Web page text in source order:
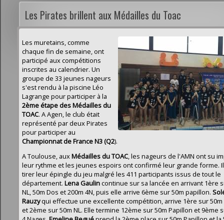
Les Pirates brillent aux Médailles du Toac
Les muretains, comme
chaque fin de semaine, ont
participé aux compétitions
inscrites au calendrier. Un
groupe de 33 jeunes nageurs
s'est rendu à la piscine Léo
Lagrange pour participer à la
2ème étape des Médailles du
TOAC. A Agen, le club était
représenté par deux Pirates
pour participer au
Championnat de France N3 (Q2).
A Toulouse, auxMédailles du TOAC, les nageurs de l'AMN ont su
leur rythme et les jeunes espoirs ont confirmé leur grande forme.
tirer leur épingle du jeu malgré les 411 participants issus de tout le
département. Lena Gaulincontinue sur sa lancée en arrivant 1ère
NL, 50m Dos et 200m 4N, puis elle arrive 6ème sur 50m papillon.
Rauzyqui effectue une excellente compétition, arrive 1ère sur 50m
et 2ème sur 50m NL. Elle termine 12ème sur 50m Papillon et 9ème